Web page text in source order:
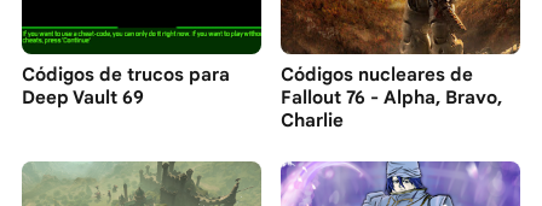
Códigos de trucos para
Deep Vault 69
Códigos nucleares de
Fallout 76 - Alpha, Bravo,
Charlie